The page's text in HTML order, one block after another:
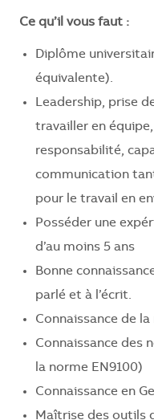
Ce qu’il vous faut :
Diplôme
équivalente).
Leadership, prise
travailler en
responsabilité,
communication tant
pour le travail en
Posséder une
d’au moins 5 ans
Bonne
parlé et à l’écrit.
Connaissance de
Connaissance des
la norme EN9100)
Connaissance en
Maîtrise des outils